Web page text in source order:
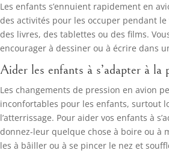
Les enfants s’ennuient rapidement en
des activités pour les occuper pendant le
des livres, des tablettes ou des films.
encourager à dessiner ou à écrire dans
Aider les enfants à s’adapter à la
Les changements de pression en avion
inconfortables pour les enfants, surtout
l’atterrissage. Pour aider vos enfants à
donnez-leur quelque chose à boire ou à
les à bâiller ou à se pincer le nez et